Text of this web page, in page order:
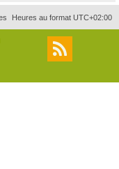
r
c
r
Heures au format UTC+02:00